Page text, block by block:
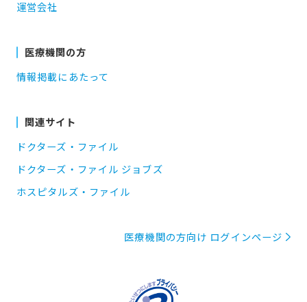
運営会社
医療機関の方
情報掲載にあたって
関連サイト
ドクターズ・ファイル
ドクターズ・ファイル ジョブズ
ホスピタルズ・ファイル
医療機関の方向け ログインページ